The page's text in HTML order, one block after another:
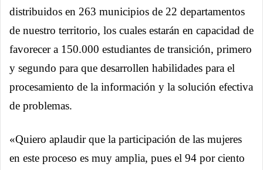
distribuidos en 263 municipios de 22 departamentos
de nuestro territorio, los cuales estarán en capacidad de
favorecer a 150.000 estudiantes de transición, primero
y segundo para que desarrollen habilidades para el
procesamiento de la información y la solución efectiva
de problemas.
«Quiero aplaudir que la participación de las mujeres
en este proceso es muy amplia, pues el 94 por ciento